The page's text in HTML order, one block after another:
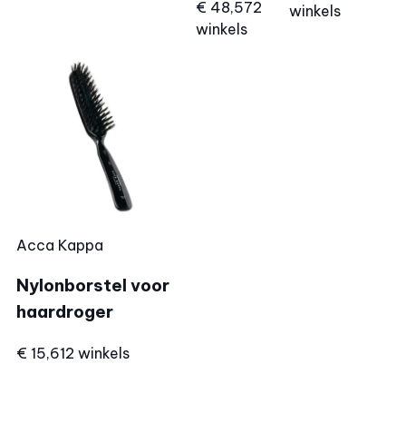
€ 48,572
winkels
winkels
Acca Kappa
Nylonborstel voor
haardroger
€ 15,612 winkels